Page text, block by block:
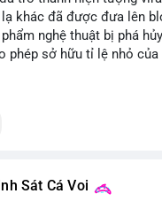
khác đã được đưa lên
nghệ thuật bị phá
phép sở hữu tỉ lệ nhỏ
lý, đạo đức và bảo mật
Sát Cá Voi